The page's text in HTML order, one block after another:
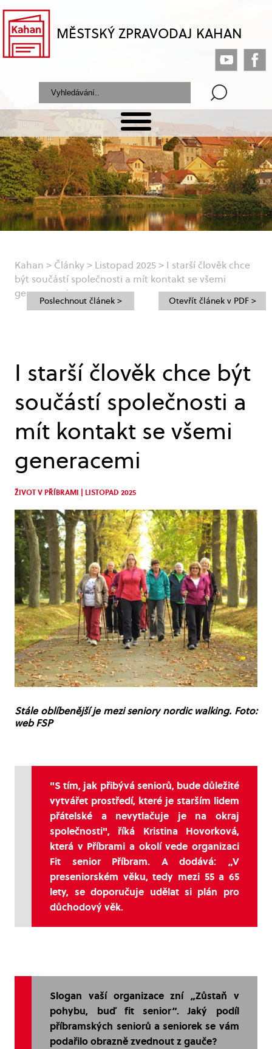
MĚSTSKÝ ZPRAVODAJ KAHAN
Kahan > Články> Listopad 2025> I starší člověk chce
být součástí společnosti a mít kontakt se všemi
generacemi
I starší člověk chce být
součástí společnosti a
mít kontakt se všemi
generacemi
ŽIVOT V PŘÍBRAMI | LISTOPAD 2025
Stále oblíbenější je mezi seniory nordic walking. Foto:
web FSP
"S tím, jak přibývá seniorů, bude důležité
vytvářet prostředí, které je starším lidem
přátelské a nevytlačuje je na okraj
společnosti", říká Kristina Hovorková,
která v Příbrami a okolí vede organizaci
Fit senior Příbram. A dodává: „V
preseniorském věku, tedy mezi 55 a 65
lety, se doporučuje udělat si plán pro
důchodový věk.
Slogan vaší organizace zní „Zůstaň v
pohybu, buď fit senior“. Jaký podíl
příbramských seniorů a seniorek se vám
podařilo obrazně zvednout z gauče?
Poslechnout článek > Otevřít článek v PDF >